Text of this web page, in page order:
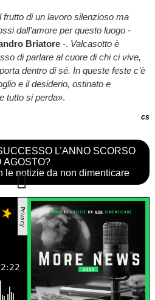
di un lavoro silenzioso ma
dall’amore per questo luogo-
Briatore-. Valcasotto è
di parlare al cuore di chi ci vive,
dentro di sé. In queste feste c’è
e il desiderio, ostinato e
tutto si perda».
cs
L’ANNO SCORSO
AGOSTO?
le notizie da non dimenticare